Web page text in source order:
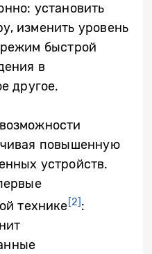
установить
изменить уровень
быстрой
в
другое.
повышенную
устройств.
технике[2]: